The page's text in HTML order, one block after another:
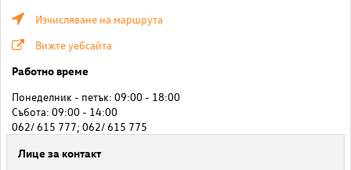
Изчисляване на маршрута
Вижте уебсайта
Работно време
Понеделник - петък: 09:00 - 18:00
Събота: 09:00 - 14:00
062/ 615 777; 062/ 615 775
Лице за контакт